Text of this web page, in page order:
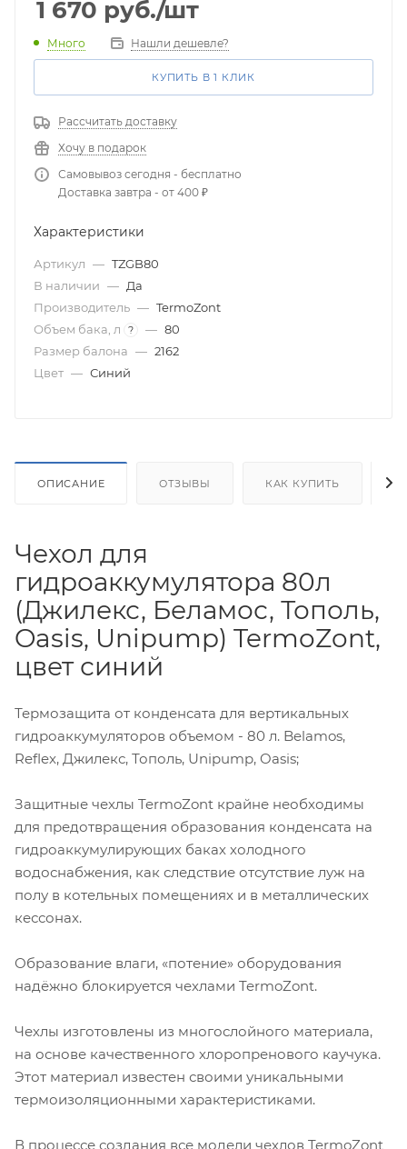
1 670 руб./шт
Много Нашли дешевле?
КУПИТЬ В 1 КЛИК
Рассчитать доставку
Хочу в подарок
Самовывоз сегодня - бесплатно
Доставка завтра - от 400 ₽
Характеристики
Артикул — TZGB80
В наличии — Да
Производитель — TermoZont
Объем бака, л
? — 80
Размер балона — 2162
Цвет — Синий
ОПИСАНИЕ ОТЗЫВЫ КАК КУПИТЬ
Чехол для
гидроаккумулятора 80л
(Джилекс, Беламос, Тополь,
Oasis, Unipump) TermoZont,
цвет синий
Термозащита от конденсата для вертикальных
гидроаккумуляторов объемом - 80 л. Belamos,
Reflex, Джилекс, Тополь, Unipump, Oasis;
Защитные чехлы TermoZont крайне необходимы
для предотвращения образования конденсата на
гидроаккумулирующих баках холодного
водоснабжения, как следствие отсутствие луж на
полу в котельных помещениях и в металлических
кессонах.
Образование влаги, «потение» оборудования
надёжно блокируется чехлами TermoZont.
Чехлы изготовлены из многослойного материала,
на основе качественного хлоропренового каучука.
Этот материал известен своими уникальными
термоизоляционными характеристиками.
В процессе создания все модели чехлов TermoZont